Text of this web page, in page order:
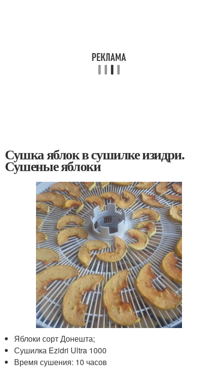
Сушка яблок в сушилке изидри.
Сушеные яблоки
Яблоки сорт Донешта;
Сушилка Ezidri Ultra 1000
Время сушения: 10 часов